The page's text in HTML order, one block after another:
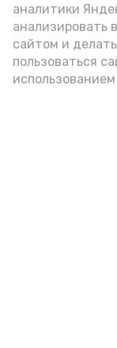
аналитики
анализировать
сайтом и
пользоваться